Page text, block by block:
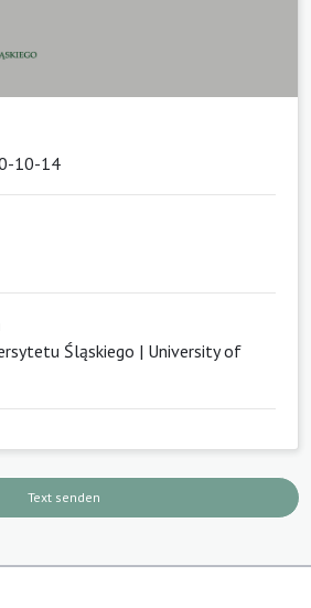
10-14
Śląskiego | University of
Text senden